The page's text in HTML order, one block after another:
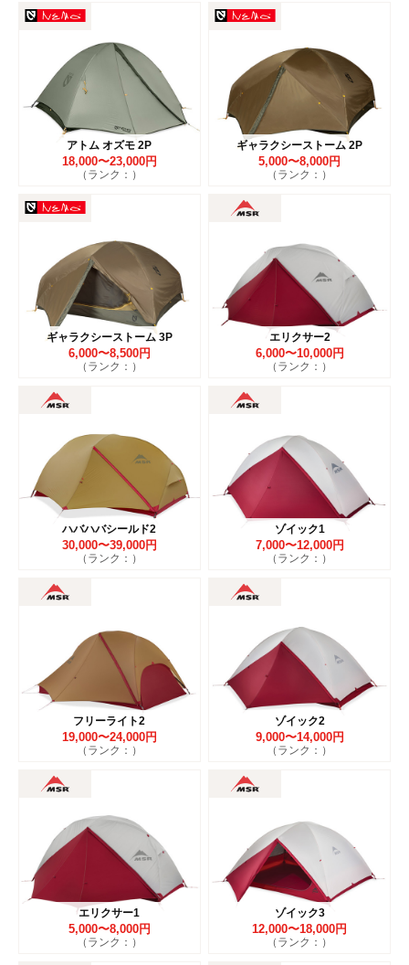
アトム オズモ 2P
18,000〜23,000円
（ランク：）
ギャラクシーストーム 2P
5,000〜8,000円
（ランク：）
ギャラクシーストーム 3P
6,000〜8,500円
（ランク：）
エリクサー2
6,000〜10,000円
（ランク：）
ハバハバシールド2
30,000〜39,000円
（ランク：）
ゾイック1
7,000〜12,000円
（ランク：）
フリーライト2
19,000〜24,000円
（ランク：）
ゾイック2
9,000〜14,000円
（ランク：）
エリクサー1
5,000〜8,000円
（ランク：）
ゾイック3
12,000〜18,000円
（ランク：）